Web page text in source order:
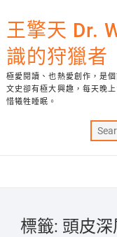
to
content
王擎天 Dr.
識的狩獵者
極愛閱讀、也熱愛創作，是
文史卻有極大興趣，每天晚
惜犧牲睡眠。
標籤: 頭皮深